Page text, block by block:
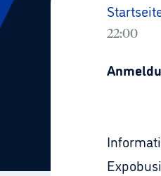
22:00